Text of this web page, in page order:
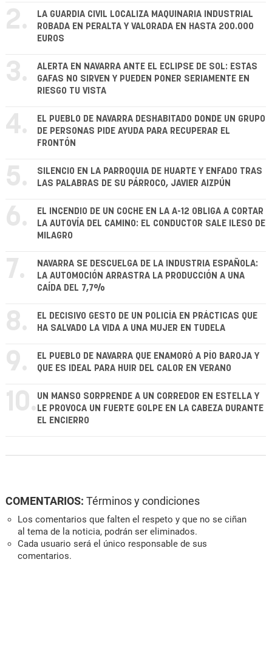
2.
LA GUARDIA CIVIL LOCALIZA MAQUINARIA INDUSTRIAL
ROBADA EN PERALTA Y VALORADA EN HASTA 200.000
EUROS
3.
ALERTA EN NAVARRA ANTE EL ECLIPSE DE SOL: ESTAS
GAFAS NO SIRVEN Y PUEDEN PONER SERIAMENTE EN
RIESGO TU VISTA
4.
EL PUEBLO DE NAVARRA DESHABITADO DONDE UN GRUPO
DE PERSONAS PIDE AYUDA PARA RECUPERAR EL
FRONTÓN
5.
SILENCIO EN LA PARROQUIA DE HUARTE Y ENFADO TRAS
LAS PALABRAS DE SU PÁRROCO, JAVIER AIZPÚN
6.
EL INCENDIO DE UN COCHE EN LA A-12 OBLIGA A CORTAR
LA AUTOVÍA DEL CAMINO: EL CONDUCTOR SALE ILESO DE
MILAGRO
7.
NAVARRA SE DESCUELGA DE LA INDUSTRIA ESPAÑOLA:
LA AUTOMOCIÓN ARRASTRA LA PRODUCCIÓN A UNA
CAÍDA DEL 7,7%
8.
EL DECISIVO GESTO DE UN POLICÍA EN PRÁCTICAS QUE
HA SALVADO LA VIDA A UNA MUJER EN TUDELA
9.
EL PUEBLO DE NAVARRA QUE ENAMORÓ A PÍO BAROJA Y
QUE ES IDEAL PARA HUIR DEL CALOR EN VERANO
10. UN MANSO SORPRENDE A UN CORREDOR EN ESTELLA Y
LE PROVOCA UN FUERTE GOLPE EN LA CABEZA DURANTE
EL ENCIERRO
COMENTARIOS: Términos y condiciones
Los comentarios que falten el respeto y que no se ciñan
al tema de la noticia, podrán ser eliminados.
Cada usuario será el único responsable de sus
comentarios.